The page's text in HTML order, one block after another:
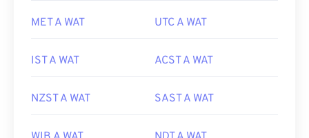
MET A WAT UTC A WAT
IST A WAT ACST A WAT
NZST A WAT SAST A WAT